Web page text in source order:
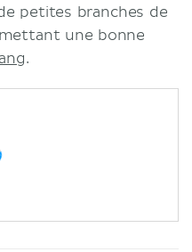
petites branches de
une bonne
.